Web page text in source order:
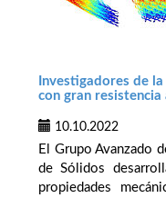
Investigadores de
con gran
10.10.2022
El Grupo Avanzado
de Sólidos
propiedades